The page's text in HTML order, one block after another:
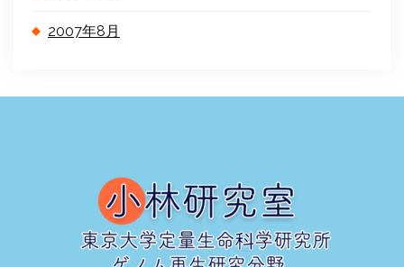
2007年8月